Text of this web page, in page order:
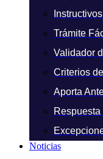
Trámite
Validador
Criterios
Aporta
Noticias